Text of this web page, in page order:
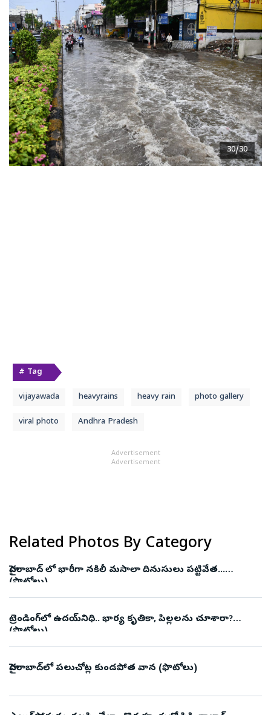
30/30
# Tag
vijayawada heavyrains heavy rain photo gallery
viral photo Andhra Pradesh
Advertisement
Advertisement
Related Photos By Category
హైదరాబాద్ లో భారీగా నకిలీ మసాలా దినుసులు పట్టివేత...
(ఫొటోలు)
ట్రెండింగ్‌లో ఉదయ్‌నిధి.. భార్య కృతికా, పిల్లలను చూశారా?
(ఫొటోలు)
హైదరాబాద్‌లో పలుచోట్ల కుండపోత వాన (ఫొటోలు)